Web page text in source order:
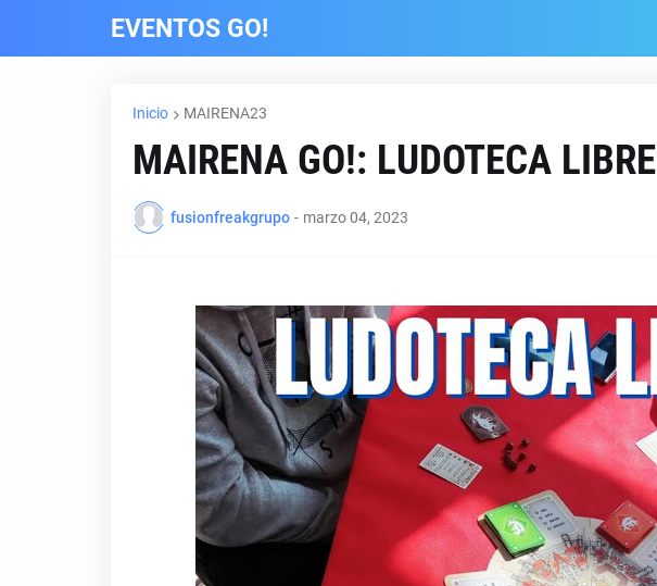
EVENTOS GO!
Inicio MAIRENA23
MAIRENA GO!: LUDOTECA LIBRE
fusionfreakgrupo - marzo 04, 2023